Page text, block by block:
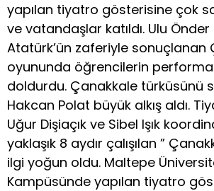
yapılan tiyatro gösterisine çok
ve vatandaşlar katıldı. Ulu
Atatürk’ün zaferiyle sonuçlanan
oyununda öğrencilerin
doldurdu. Çanakkale türküsünü
Hakcan Polat büyük alkış aldı.
Uğur Dişiaçık ve Sibel Işık
yaklaşık 8 aydır çalışılan ”
ilgi yoğun oldu. Maltepe
Kampüsünde yapılan tiyatro